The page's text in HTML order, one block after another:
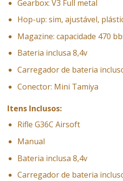
Gearbox: V3 Full metal
Hop-up: sim, ajustável,
Magazine: capacidade 470
Bateria inclusa 8,4v
Carregador de bateria
Conector: Mini Tamiya
Itens Inclusos:
Rifle G36C Airsoft
Manual
Bateria inclusa 8,4v
Carregador de bateria